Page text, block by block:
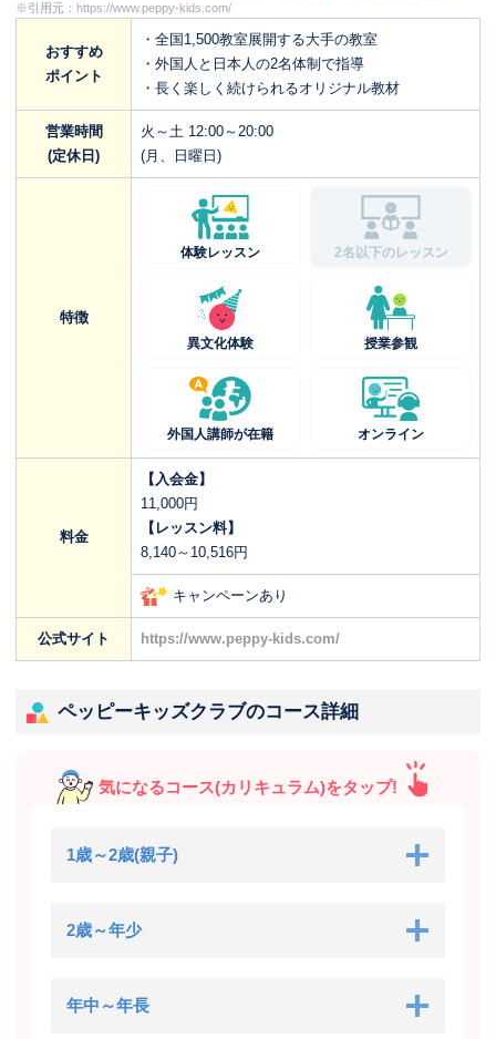
※引用元： https://www.peppy-kids.com/
おすすめ
ポイント
・全国1,500教室展開する大手の教室
・外国人と日本人の2名体制で指導
・長く楽しく続けられるオリジナル教材
営業時間
(定休日)
火～土 12:00～20:00
(月、日曜日)
特徴
体験レッスン 2名以下のレッスン
異文化体験 授業参観
外国人講師が在籍 オンライン
料金
【入会金】
11,000円
【レッスン料】
8,140～10,516円
キャンペーンあり
公式サイト https://www.peppy-kids.com/
ペッピーキッズクラブのコース詳細
気になるコース(カリキュラム)をタップ!
1歳～2歳(親子)
2歳～年少
年中～年長